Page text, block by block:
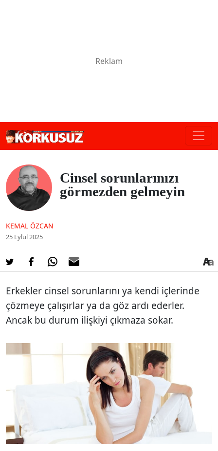
Cinsel sorunlarınızı
görmezden gelmeyin
KEMAL ÖZCAN
25 Eylül 2025
Erkekler cinsel sorunlarını ya kendi içlerinde
çözmeye çalışırlar ya da göz ardı ederler.
Ancak bu durum ilişkiyi çıkmaza sokar.